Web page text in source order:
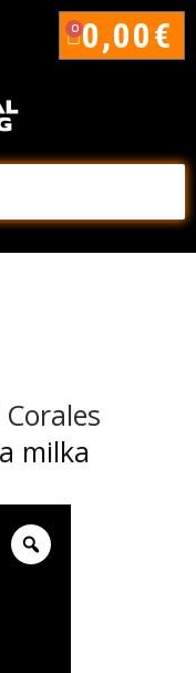
0,00€
0
Corales
milka